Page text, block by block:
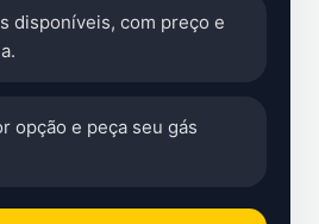
disponíveis, com preço e
opção e peça seu gás